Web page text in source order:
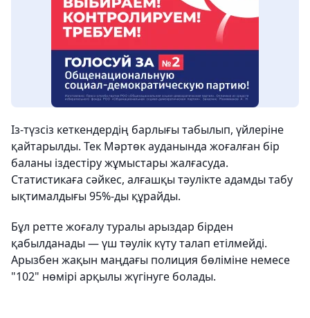
Із-түзсіз кеткендердің барлығы табылып, үйлеріне
қайтарылды. Тек Мәртөк ауданында жоғалған бір
баланы іздестіру жұмыстары жалғасуда.
Статистикаға сәйкес, алғашқы тәулікте адамды табу
ықтималдығы 95%-ды құрайды.
Бұл ретте жоғалу туралы арыздар бірден
қабылданады — үш тәулік күту талап етілмейді.
Арызбен жақын маңдағы полиция бөліміне немесе
"102" нөмірі арқылы жүгінуге болады.